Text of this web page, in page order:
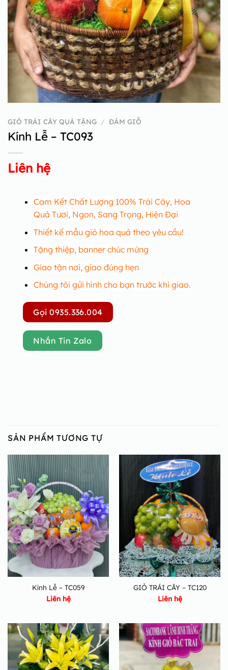
GIỎ TRÁI CÂY QUÀ TẶNG / ĐÁM GIỖ
Kính Lễ – TC093
Liên hệ
Cam Kết Chất Lượng 100% Trái Cây, Hoa
Quả Tươi, Ngon, Sang Trọng, Hiện Đại
Thiết kế mẫu giỏ hoa quả theo yêu cầu!
Tặng thiệp, banner chúc mừng
Giao tận nơi, giao đúng hẹn
Chúng tôi gửi hình cho bạn trước khi giao.
Gọi 0935.336.004
Nhắn Tin Zalo
SẢN PHẨM TƯƠNG TỰ
Kính Lễ – TC059
Liên hệ
GIỎ TRÁI CÂY – TC120
Liên hệ